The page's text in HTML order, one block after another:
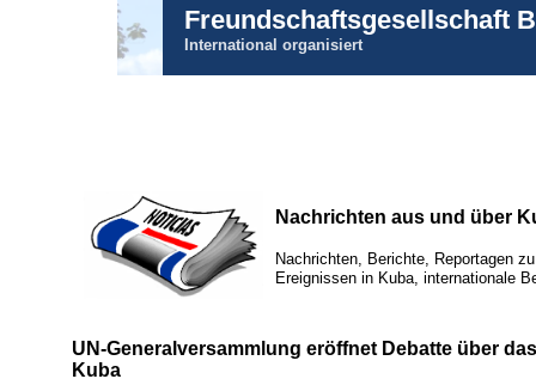
Freundschaftsgesellschaft
International organisiert
Nachrichten aus und über
Nachrichten, Berichte, Reportagen
Ereignissen in Kuba, internationale
UN-Generalversammlung eröffnet Debatte über
Kuba